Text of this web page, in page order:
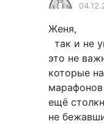
Женя,
так и не
это не
которые
ещё
не